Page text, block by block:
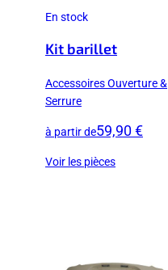
En stock
Kit barillet
Accessoires Ouverture &
Serrure
à partir de59,90 €
Voir les pièces